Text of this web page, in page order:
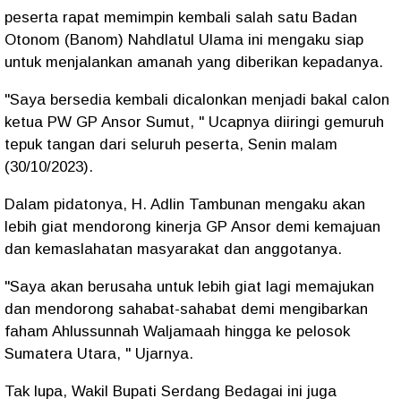
peserta rapat memimpin kembali salah satu Badan
Otonom (Banom) Nahdlatul Ulama ini mengaku siap
untuk menjalankan amanah yang diberikan kepadanya.
"Saya bersedia kembali dicalonkan menjadi bakal calon
ketua PW GP Ansor Sumut, " Ucapnya diiringi gemuruh
tepuk tangan dari seluruh peserta, Senin malam
(30/10/2023).
Dalam pidatonya, H. Adlin Tambunan mengaku akan
lebih giat mendorong kinerja GP Ansor demi kemajuan
dan kemaslahatan masyarakat dan anggotanya.
"Saya akan berusaha untuk lebih giat lagi memajukan
dan mendorong sahabat-sahabat demi mengibarkan
faham Ahlussunnah Waljamaah hingga ke pelosok
Sumatera Utara, " Ujarnya.
Tak lupa, Wakil Bupati Serdang Bedagai ini juga